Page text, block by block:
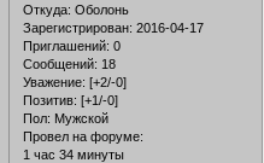
Откуда: Оболонь
Зарегистрирован: 2016-04-17
Приглашений: 0
Сообщений: 18
Уважение: [+2/-0]
Позитив: [+1/-0]
Пол: Мужской
Провел на форуме:
1 час 34 минуты